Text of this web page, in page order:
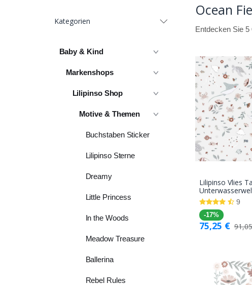
Kategorien
Baby & Kind
Markenshops
Lilipinso Shop
Motive & Themen
Buchstaben Sticker
Lilipinso Sterne
Dreamy
Little Princess
In the Woods
Meadow Treasure
Ballerina
Rebel Rules
Ocean
Entdecken Sie
In
Lilipinso Vlies
9
-17%
75,25 € 91,05